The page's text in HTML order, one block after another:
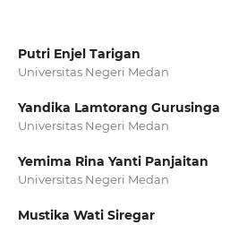
Putri Enjel Tarigan
Universitas Negeri Medan
Yandika Lamtorang Gurusinga
Universitas Negeri Medan
Yemima Rina Yanti Panjaitan
Universitas Negeri Medan
Mustika Wati Siregar